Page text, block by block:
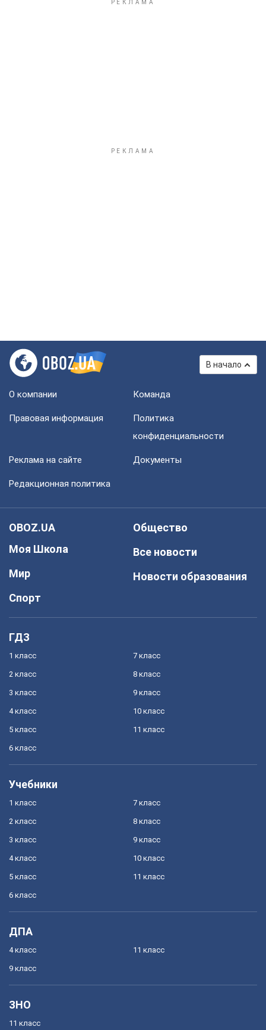
В начало
О компании Команда
Правовая информация
Политика
конфиденциальности
Реклама на сайте Документы
Редакционная политика
OBOZ.UA
Моя Школа
Мир
Спорт
Общество
Все новости
Новости образования
ГДЗ
1 класс
2 класс
3 класс
4 класс
5 класс
6 класс
7 класс
8 класс
9 класс
10 класс
11 класс
Учебники
1 класс
2 класс
3 класс
4 класс
5 класс
6 класс
7 класс
8 класс
9 класс
10 класс
11 класс
ДПА
4 класс
9 класс
11 класс
ЗНО
11 класс